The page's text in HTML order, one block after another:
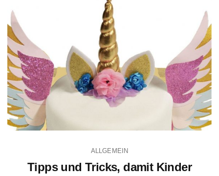
ALLGEMEIN
Tipps und Tricks, damit Kinder